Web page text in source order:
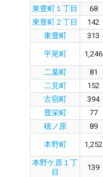
東豊町１丁目
68
東豊町２丁目
142
東豊町
313
平尾町 1,246
二葉町 81
二見町
152
古宿町
394
豊栄町
77
穂ノ原
89
本野町 1,252
本野ケ原１丁
目
139